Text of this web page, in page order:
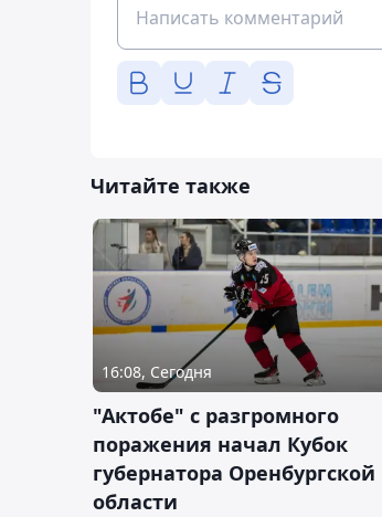
Читайте также
16:08, Сегодня
"Актобе" с разгромного
поражения начал Кубок
губернатора Оренбургской
области